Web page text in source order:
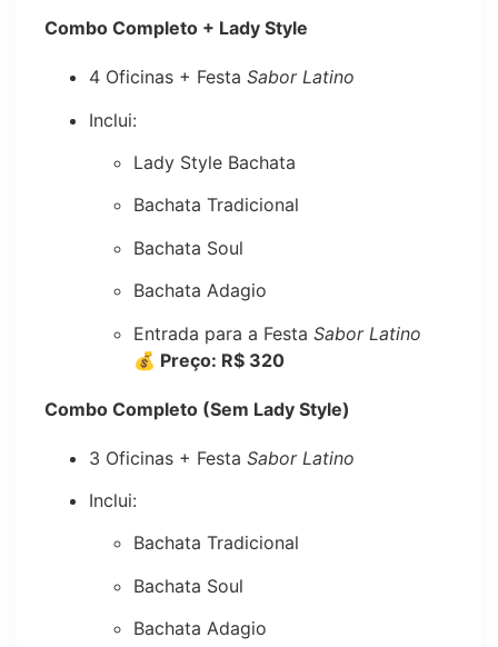
Combo Completo + Lady Style
4 Oficinas + Festa Sabor Latino
Inclui:
Lady Style Bachata
Bachata Tradicional
Bachata Soul
Bachata Adagio
Entrada para a Festa Sabor Latino
💰 Preço: R$ 320
Combo Completo (Sem Lady Style)
3 Oficinas + Festa Sabor Latino
Inclui:
Bachata Tradicional
Bachata Soul
Bachata Adagio